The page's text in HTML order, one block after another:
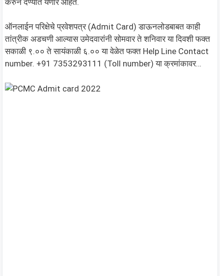
ऑनलाईन परिक्षेचे प्रवेशपत्र (Admit Card) डाऊनलोडबाबत काही
तांत्रीक अडचणी आल्यास उमेदवारांनी सोमवार ते शनिवार या दिवशी फक्त
सकाळी ९.०० ते सायंकाळी ६.०० या वेळेत फक्त Help Line Contact
number. +91 7353293111 (Toll number) या क्रमांकावर…